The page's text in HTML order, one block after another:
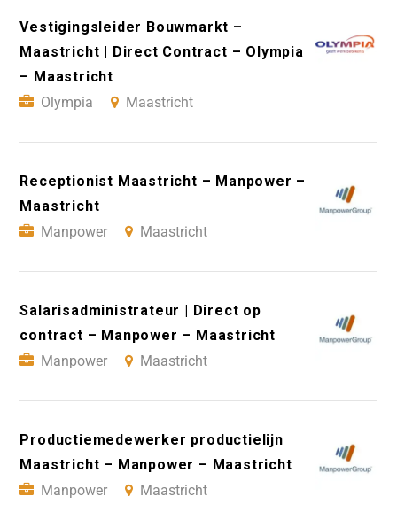
Vestigingsleider Bouwmarkt –
Maastricht | Direct Contract – Olympia
– Maastricht
Olympia
Maastricht
Receptionist Maastricht – Manpower –
Maastricht
Manpower
Maastricht
Salarisadministrateur | Direct op
contract – Manpower – Maastricht
Manpower
Maastricht
Productiemedewerker productielijn
Maastricht – Manpower – Maastricht
Manpower
Maastricht